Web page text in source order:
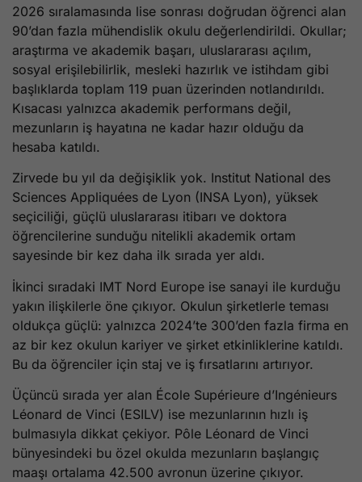
2026 sıralamasında lise sonrası doğrudan öğrenci alan
90’dan fazla mühendislik okulu değerlendirildi. Okullar;
araştırma ve akademik başarı, uluslararası açılım,
sosyal erişilebilirlik, mesleki hazırlık ve istihdam gibi
başlıklarda toplam 119 puan üzerinden notlandırıldı.
Kısacası yalnızca akademik performans değil,
mezunların iş hayatına ne kadar hazır olduğu da
hesaba katıldı.
Zirvede bu yıl da değişiklik yok. Institut National des
Sciences Appliquées de Lyon (INSA Lyon), yüksek
seçiciliği, güçlü uluslararası itibarı ve doktora
öğrencilerine sunduğu nitelikli akademik ortam
sayesinde bir kez daha ilk sırada yer aldı.
İkinci sıradaki IMT Nord Europe ise sanayi ile kurduğu
yakın ilişkilerle öne çıkıyor. Okulun şirketlerle teması
oldukça güçlü: yalnızca 2024’te 300’den fazla firma en
az bir kez okulun kariyer ve şirket etkinliklerine katıldı.
Bu da öğrenciler için staj ve iş fırsatlarını artırıyor.
Üçüncü sırada yer alan École Supérieure d’Ingénieurs
Léonard de Vinci (ESILV) ise mezunlarının hızlı iş
bulmasıyla dikkat çekiyor. Pôle Léonard de Vinci
bünyesindeki bu özel okulda mezunların başlangıç
maaşı ortalama 42.500 avronun üzerine çıkıyor.